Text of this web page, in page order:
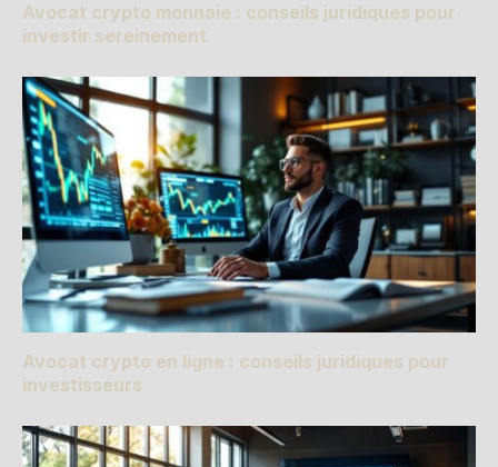
Avocat crypto monnaie : conseils juridiques pour
investir sereinement
Avocat crypto en ligne : conseils juridiques pour
investisseurs